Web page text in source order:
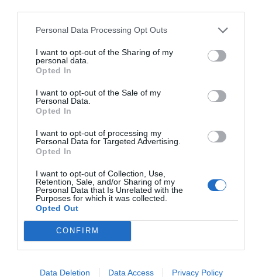
Personal Data Processing Opt Outs
I want to opt-out of the Sharing of my
personal data.
Opted In
I want to opt-out of the Sale of my
Personal Data.
Opted In
I want to opt-out of processing my
Personal Data for Targeted Advertising.
Opted In
I want to opt-out of Collection, Use,
Retention, Sale, and/or Sharing of my
Personal Data that Is Unrelated with the
Purposes for which it was collected.
Opted Out
CONFIRM
Data Deletion Data Access Privacy Policy
seva entrada en vigor, moltes d'aquelles
mercantils que estan fent malabars comptables i
paraigua legal per no declarar formalment la seva
insolvència, cosa que alhora es traduirà en la
possibilitat de detectar situacions fraudulentes.
possible que quedin en l'oblit determinades
infraccions. El problema apareixerà quan
l'administració, l'Agència Tributària, la Seguretat
Social, etc. detecti la utilització fraudulenta dels
crèdits ICO o d'Ertos i Eros.
I això passarà amb l'entrada en vigor de la
reforma de la Llei Concursal perquè al final
quedaran a la palestra i s'analitzaran les causes